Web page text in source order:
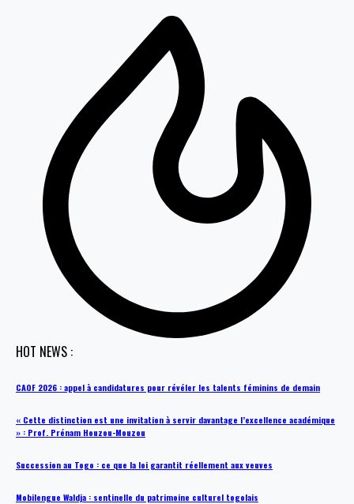
HOT NEWS :
CAOF 2026 : appel à candidatures pour révéler les talents féminins de demain
« Cette distinction est une invitation à servir davantage l’excellence académique
» : Prof. Prénam Houzou-Mouzou
Succession au Togo : ce que la loi garantit réellement aux veuves
Mobilengue Waldja : sentinelle du patrimoine culturel togolais